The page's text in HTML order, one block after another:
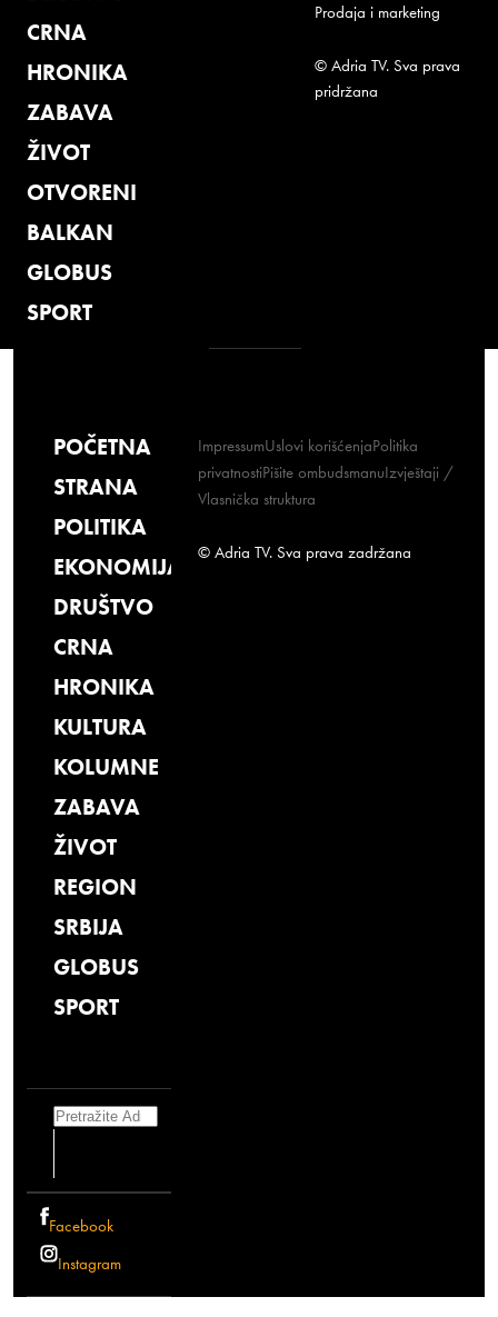
CRNA
HRONIKA
ZABAVA
ŽIVOT
OTVORENI
BALKAN
GLOBUS
SPORT
Prodaja i marketing
© Adria TV. Sva prava
pridržana
POČETNA
STRANA
POLITIKA
EKONOMIJA
DRUŠTVO
CRNA
HRONIKA
KULTURA
KOLUMNE
ZABAVA
ŽIVOT
REGION
SRBIJA
GLOBUS
SPORT
Search
Facebook
Instagram
ImpressumUslovi korišćenjaPolitika
privatnostiPišite ombudsmanuIzvještaji /
Vlasnička struktura
© Adria TV. Sva prava zadržana